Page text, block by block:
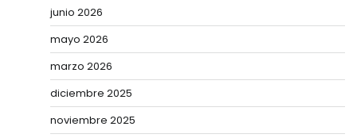
junio 2026
mayo 2026
marzo 2026
diciembre 2025
noviembre 2025